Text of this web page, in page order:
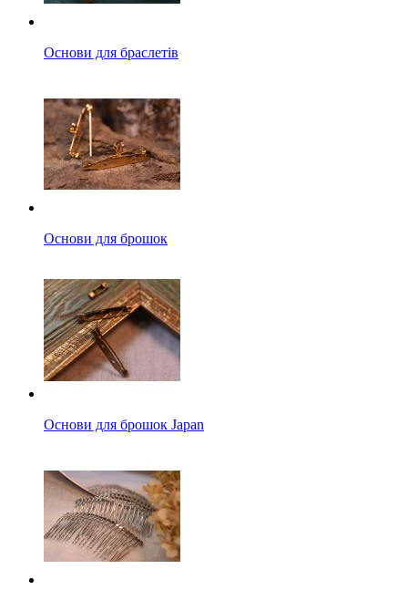
Основи для браслетів
Основи для брошок
Основи для брошок Japan